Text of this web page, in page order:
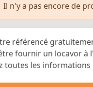
Il n'y a pas encore de
référencé
fournir un locavor à
toutes les informations